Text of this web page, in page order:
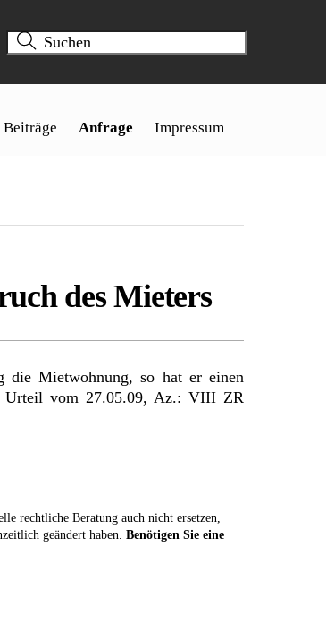
Anfrage Impressum
des Mieters
die Mietwohnung, so hat er einen
Urteil vom27.05.09, Az.: VIII ZR
rechtliche Beratung auch nicht ersetzen,
geändert haben. Benötigen Sie eine